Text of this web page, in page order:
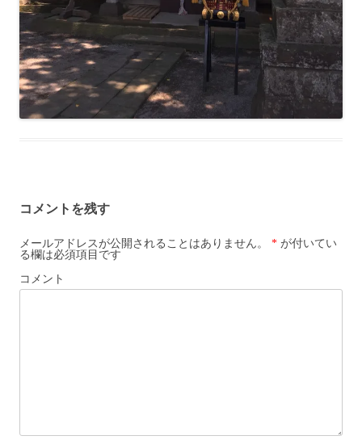
コメントを残す
メールアドレスが公開されることはありません。 * が付いてい
る欄は必須項目です
コメント